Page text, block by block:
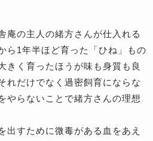
庵の主人の緒方さんが仕入れる
ら1年半ほど育った「ひね」もの
きく育ったほうが味も身質も良
れだけでなく過密飼育にならな
やらないことで緒方さんの理想
出すために微毒がある血をあえ